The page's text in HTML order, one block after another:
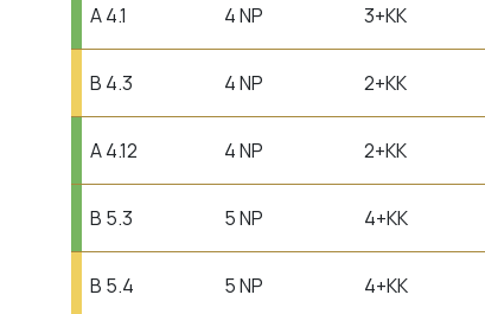
A 4.1 4 NP 3+KK
B 4.3 4 NP 2+KK
A 4.12 4 NP 2+KK
B 5.3 5 NP 4+KK
B 5.4 5 NP 4+KK